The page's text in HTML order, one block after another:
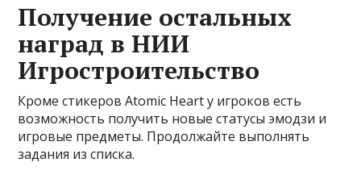
Получение остальных
наград в НИИ
Игростроительство
Кроме стикеров Atomic Heart у игроков есть
возможность получить новые статусы эмодзи и
игровые предметы. Продолжайте выполнять
задания из списка.